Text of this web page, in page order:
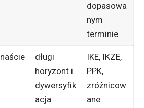
dopasowa
nym
terminie
długi
horyzont i
dywersyfik
acja
IKE, IKZE,
PPK,
zróżnicow
ane